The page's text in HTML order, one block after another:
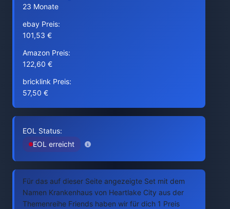
23 Monate
ebay Preis:
101,53 €
Amazon Preis:
122,60 €
bricklink Preis:
57,50 €
EOL Status:
EOL erreicht
Für das auf dieser Seite angezeigte Set mit dem
Namen Krankenhaus von Heartlake City aus der
Themenreihe Friends haben wir für dich 1 Preis